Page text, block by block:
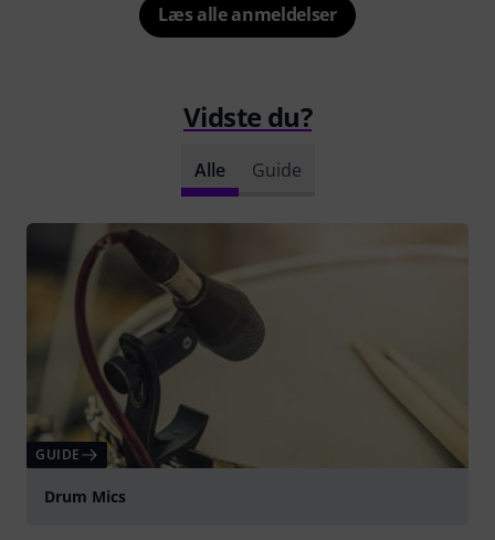
Læs alle anmeldelser
Vidste du?
Alle Guide
GUIDE
Drum Mics